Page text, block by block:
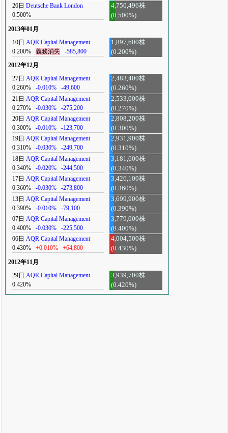
26日 Deutsche Bank London
0.500%
4,750,496株
(0.500%)
2013年01月
10日 AQR Capital Management
0.200%
義務消失 -585,800
1,897,600株
(0.200%)
2012年12月
27日 AQR Capital Management
0.260%
-0.010% -49,600
2,483,400株
(0.260%)
21日 AQR Capital Management
0.270%
-0.030% -275,200
2,533,000株
(0.270%)
20日 AQR Capital Management
0.300%
-0.010% -123,700
2,808,200株
(0.300%)
19日 AQR Capital Management
0.310%
-0.030% -249,700
2,931,900株
(0.310%)
18日 AQR Capital Management
0.340%
-0.020% -244,500
3,181,600株
(0.340%)
17日 AQR Capital Management
0.360%
-0.030% -273,800
3,426,100株
(0.360%)
13日 AQR Capital Management
0.390%
-0.010% -79,100
3,699,900株
(0.390%)
07日 AQR Capital Management
0.400%
-0.030% -225,500
3,779,000株
(0.400%)
06日 AQR Capital Management
0.430%
+0.010% +64,800
4,004,500株
(0.430%)
2012年11月
29日 AQR Capital Management
0.420%
3,939,700株
(0.420%)